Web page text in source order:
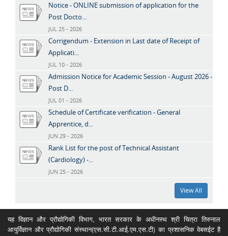
Notice - ONLINE submission of application for the
Post Docto...
JUL 25 - 2026
Corrigendum - Extension in Last date of Receipt of
Applicati...
JUL 10 - 2026
Admission Notice for Academic Session - August 2026 -
Post D...
JUL 01 - 2026
Schedule of Certificate verification - General
Apprentice, d...
JUN 29 - 2026
Rank List for the post of Technical Assistant
(Cardiology) -...
JUN 25 - 2026
View All
यह विज्ञान और प्रौद्योगिकी विभाग, भारत सरकार के अधीनस्थ श्री चित्रा तिरुनाल
आयुर्विज्ञान और प्रौद्योगिकी संस्थान(एस.सी.टी.आई.एम.एस.टी) का प्रशासनिक वेबसईट है